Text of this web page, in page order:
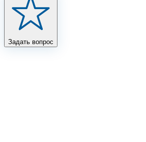
Задать вопрос